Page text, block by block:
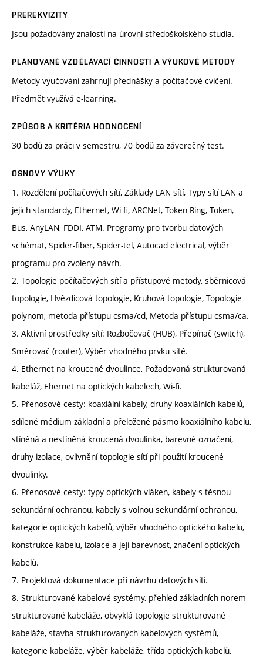
PREREKVIZITY
Jsou požadovány znalosti na úrovni středoškolského studia.
PLÁNOVANÉ VZDĚLÁVACÍ ČINNOSTI A VÝUKOVÉ METODY
Metody vyučování zahrnují přednášky a počítačové cvičení.
Předmět využívá e-learning.
ZPŮSOB A KRITÉRIA HODNOCENÍ
30 bodů za práci v semestru, 70 bodů za záverečný test.
OSNOVY VÝUKY
1. Rozdělení počítačových sítí, Základy LAN sítí, Typy sítí LAN a
jejich standardy, Ethernet, Wi-fi, ARCNet, Token Ring, Token,
Bus, AnyLAN, FDDI, ATM. Programy pro tvorbu datových
schémat, Spider-fiber, Spider-tel, Autocad electrical, výběr
programu pro zvolený návrh.
2. Topologie počítačových sítí a přístupové metody, sběrnicová
topologie, Hvězdicová topologie, Kruhová topologie, Topologie
polynom, metoda přístupu csma/cd, Metoda přístupu csma/ca.
3. Aktivní prostředky sítí: Rozbočovač (HUB), Přepínač (switch),
Směrovač (router), Výběr vhodného prvku sítě.
4. Ethernet na kroucené dvoulince, Požadovaná strukturovaná
kabeláž, Ehernet na optických kabelech, Wi-fi.
5. Přenosové cesty: koaxiální kabely, druhy koaxiálních kabelů,
sdílené médium základní a přeložené pásmo koaxiálního kabelu,
stíněná a nestíněná kroucená dvoulinka, barevné označení,
druhy izolace, ovlivnění topologie sítí při použití kroucené
dvoulinky.
6. Přenosové cesty: typy optických vláken, kabely s těsnou
sekundární ochranou, kabely s volnou sekundární ochranou,
kategorie optických kabelů, výběr vhodného optického kabelu,
konstrukce kabelu, izolace a její barevnost, značení optických
kabelů.
7. Projektová dokumentace při návrhu datových sítí.
8. Strukturované kabelové systémy, přehled základních norem
strukturované kabeláže, obvyklá topologie strukturované
kabeláže, stavba strukturovaných kabelových systémů,
kategorie kabeláže, výběr kabeláže, třída optických kabelů,